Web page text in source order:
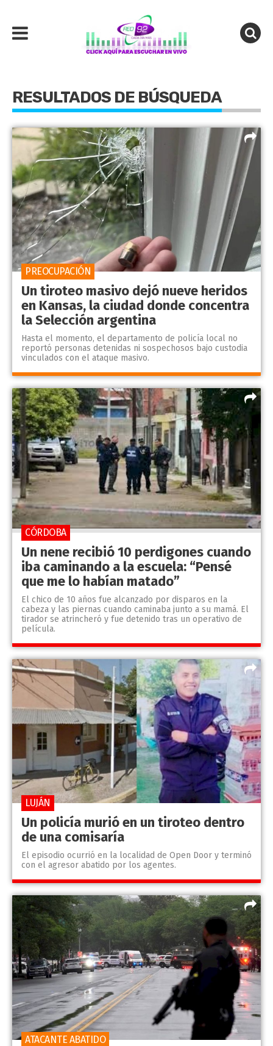
RESULTADOS DE BÚSQUEDA
Un tiroteo masivo dejó nueve heridos
en Kansas, la ciudad donde concentra
la Selección argentina
Hasta el momento, el departamento de policía local no
reportó personas detenidas ni sospechosos bajo custodia
vinculados con el ataque masivo.
PREOCUPACIÓN
Un nene recibió 10 perdigones cuando
iba caminando a la escuela: “Pensé
que me lo habían matado”
El chico de 10 años fue alcanzado por disparos en la
cabeza y las piernas cuando caminaba junto a su mamá. El
tirador se atrincheró y fue detenido tras un operativo de
película.
CÓRDOBA
Un policía murió en un tiroteo dentro
de una comisaría
El episodio ocurrió en la localidad de Open Door y terminó
con el agresor abatido por los agentes.
LUJÁN
ATACANTE ABATIDO